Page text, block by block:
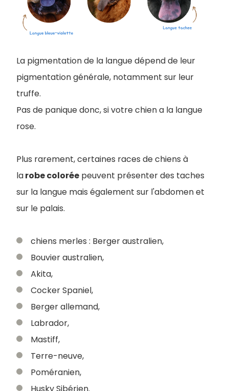
La pigmentation de la langue dépend de leur
pigmentation générale, notamment sur leur
truffe.
Pas de panique donc, si votre chien a la langue
rose.
Plus rarement, certaines races de chiens à
larobe colorée peuvent présenter des taches
sur la langue mais également sur l'abdomen et
sur le palais.
chiens merles : Berger australien,
Bouvier australien,
Akita,
Cocker Spaniel,
Berger allemand,
Labrador,
Mastiff,
Terre-neuve,
Poméranien,